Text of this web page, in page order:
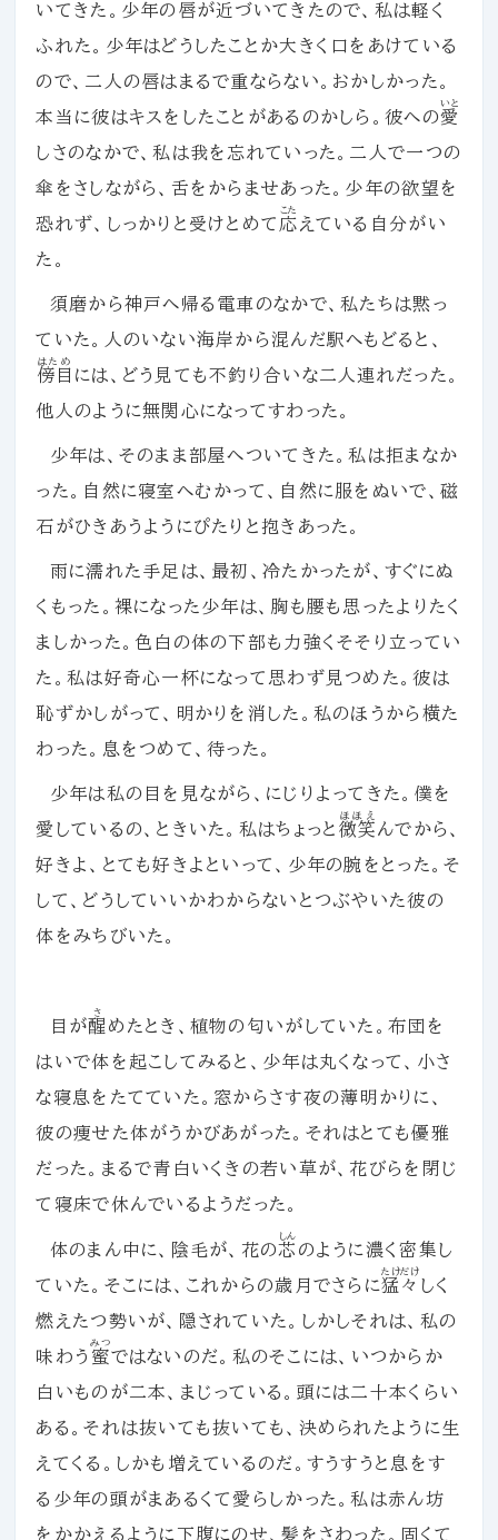
いてきた。少年の唇が近づいてきたので、私は軽く
ふれた。少年はどうしたことか大きく口をあけている
ので、二人の唇はまるで重ならない。おかしかった。
本当に彼はキスをしたことがあるのかしら。彼への愛
いと
しさのなかで、私は我を忘れていった。二人で一つの
傘をさしながら、舌をからませあった。少年の欲望を
恐れず、しっかりと受けとめて 応
こた
えている自分がい
た。
須磨から神戸へ帰る電車のなかで、私たちは黙っ
ていた。人のいない海岸から混んだ駅へもどると、
傍目
はため
には、どう見ても不釣り合いな二人連れだった。
他人のように無関心になってすわった。
少年は、そのまま部屋へついてきた。私は拒まなか
った。自然に寝室へむかって、自然に服をぬいで、磁
石がひきあうようにぴたりと抱きあった。
雨に濡れた手足は、最初、冷たかったが、すぐにぬ
くもった。裸になった少年は、胸も腰も思ったよりたく
ましかった。色白の体の下部も力強くそそり立ってい
た。私は好奇心一杯になって思わず見つめた。彼は
恥ずかしがって、明かりを消した。私のほうから横た
わった。息をつめて、待った。
少年は私の目を見ながら、にじりよってきた。僕を
愛しているの、ときいた。私はちょっと 微笑
ほほえ
んでから、
好きよ、とても好きよといって、少年の腕をとった。そ
して、どうしていいかわからないとつぶやいた彼の
体をみちびいた。
目が醒
さ
めたとき、植物の匂いがしていた。布団を
はいで体を起こしてみると、少年は丸くなって、小さ
な寝息をたてていた。窓からさす夜の薄明かりに、
彼の痩せた体がうかびあがった。それはとても優雅
だった。まるで青白いくきの若い草が、花びらを閉じ
て寝床で休んでいるようだった。
体のまん中に、陰毛が、花の芯
しん
のように濃く密集し
ていた。そこには、これからの歳月でさらに猛々
たけだけ
しく
燃えたつ勢いが、隠されていた。しかしそれは、私の
味わう 蜜
みつ
ではないのだ。私のそこには、いつからか
白いものが二本、まじっている。頭には二十本くらい
ある。それは抜いても抜いても、決められたように生
えてくる。しかも増えているのだ。すうすうと息をす
る少年の頭がまあるくて愛らしかった。私は赤ん坊
をかかえるように下腹にのせ、髪をさわった。固くて